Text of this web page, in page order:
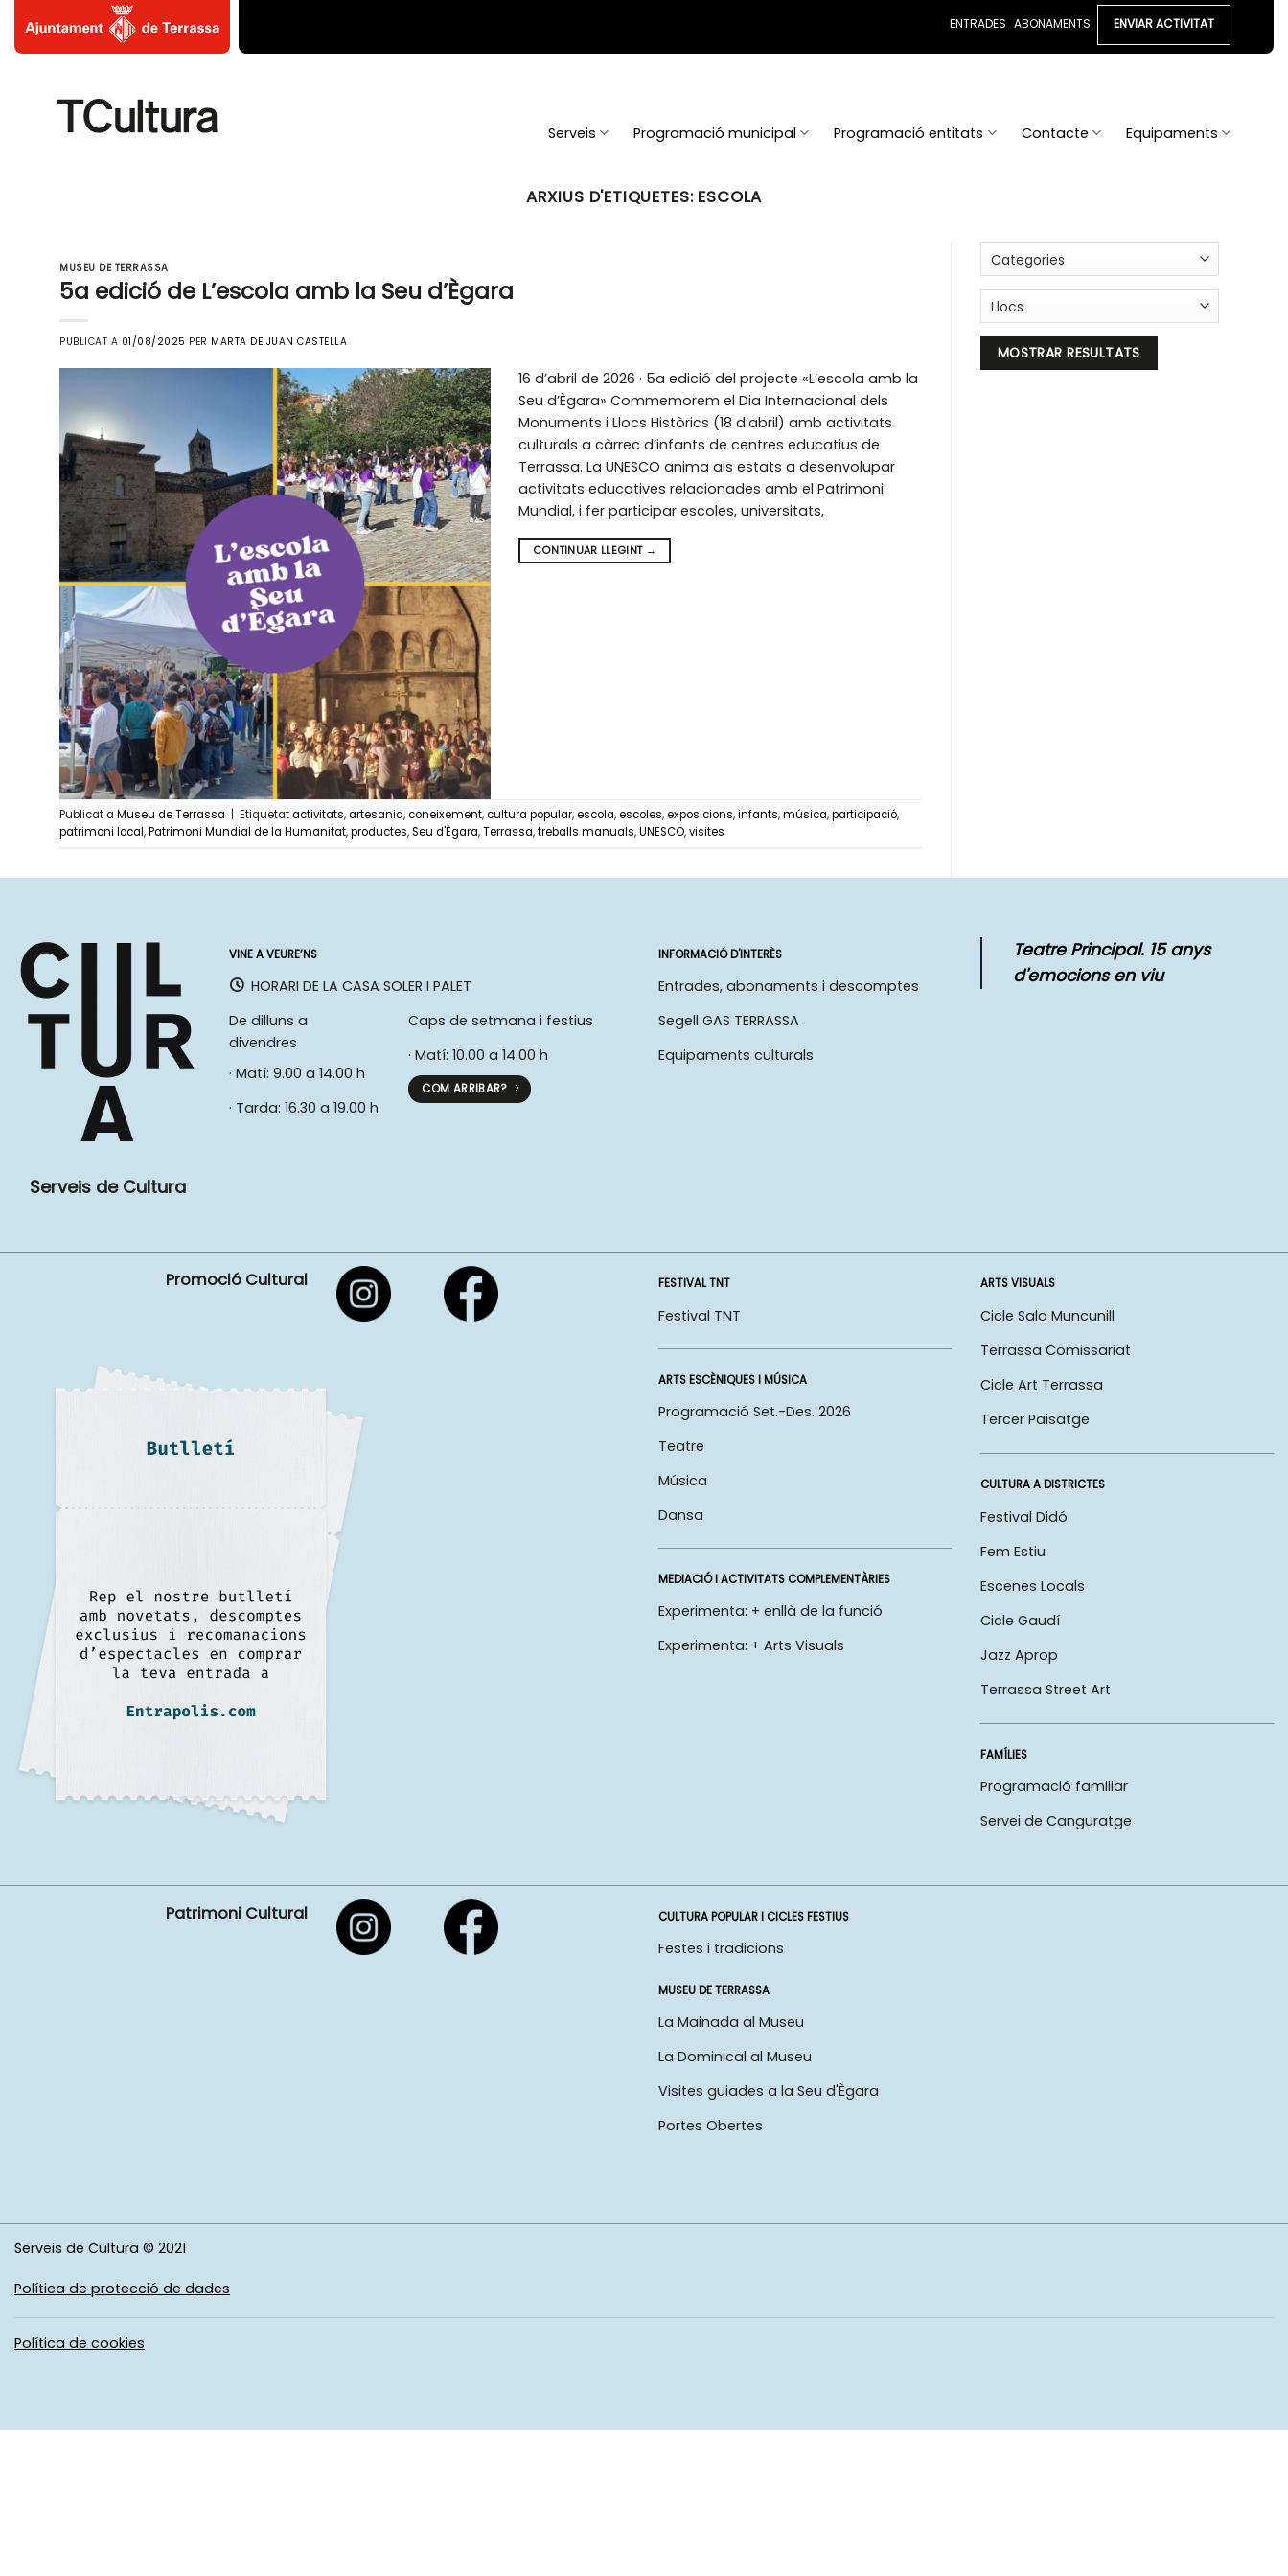
content
ENTRADES ABONAMENTS ENVIAR ACTIVITAT
Serveis Programació municipal Programació entitats Contacte Equipaments
ARXIUS D'ETIQUETES: ESCOLA
MUSEU DE TERRASSA
5a edició de L’escola amb la Seu d’Ègara
PUBLICAT A 01/08/2025 PER MARTA DE JUAN CASTELLA
16 d’abril de 2026 · 5a edició del projecte «L’escola amb la
Seu d’Ègara» Commemorem el Dia Internacional dels
Monuments i Llocs Històrics (18 d’abril) amb activitats
culturals a càrrec d’infants de centres educatius de
Terrassa. La UNESCO anima als estats a desenvolupar
activitats educatives relacionades amb el Patrimoni
Mundial, i fer participar escoles, universitats,
CONTINUAR LLEGINT →
Publicat a Museu de Terrassa Etiquetatactivitats,artesania,coneixement,cultura popular,escola,escoles,exposicions,infants,música,participació,
patrimoni local,Patrimoni Mundial de la Humanitat,productes,Seu d'Ègara,Terrassa,treballs manuals,UNESCO,visites
Serveis de Cultura
VINE A VEURE’NS
HORARI DE LA CASA SOLER I PALET
De dilluns a
divendres
· Matí: 9.00 a 14.00 h
· Tarda: 16.30 a 19.00 h
Caps de setmana i festius
· Matí: 10.00 a 14.00 h
COM ARRIBAR?
INFORMACIÓ D'INTERÈS
Entrades, abonaments i descomptes
Segell GAS TERRASSA
Equipaments culturals
Teatre Principal. 15 anys
d'emocions en viu
Promoció Cultural FESTIVAL TNT
Festival TNT
ARTS ESCÈNIQUES I MÚSICA
Programació Set.-Des. 2026
Teatre
Música
Dansa
MEDIACIÓ I ACTIVITATS COMPLEMENTÀRIES
Experimenta: + enllà de la funció
Experimenta: + Arts Visuals
ARTS VISUALS
Cicle Sala Muncunill
Terrassa Comissariat
Cicle Art Terrassa
Tercer Paisatge
CULTURA A DISTRICTES
Festival Didó
Fem Estiu
Escenes Locals
Cicle Gaudí
Jazz Aprop
Terrassa Street Art
FAMÍLIES
Programació familiar
Servei de Canguratge
Patrimoni Cultural CULTURA POPULAR I CICLES FESTIUS
Festes i tradicions
MUSEU DE TERRASSA
La Mainada al Museu
La Dominical al Museu
Visites guiades a la Seu d'Ègara
Portes Obertes
Serveis de Cultura © 2021
Política de protecció de dades
Política de cookies